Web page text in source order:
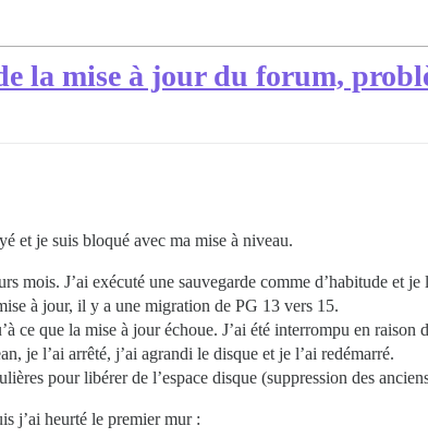
la mise à jour du forum,
et je suis bloqué avec ma mise à niveau.
mois. J’ai exécuté une sauvegarde comme d’habitude et je
à jour, il y a une migration de PG 13 vers 15.
ce que la mise à jour échoue. J’ai été interrompu en raison
je l’ai arrêté, j’ai agrandi le disque et je l’ai redémarré.
pour libérer de l’espace disque (suppression des
j’ai heurté le premier mur :